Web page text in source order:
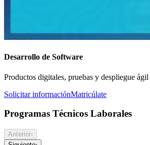
Desarrollo de Software
Productos digitales, pruebas y despliegue
Solicitar informaciónMatricúlate
Programas Técnicos Laborales
Anterior‹